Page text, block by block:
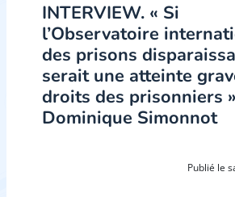
INTERVIEW. « Si
l’Observatoire
des prisons
serait une atteinte
droits des prisonniers
Dominique Simonnot
Publié le